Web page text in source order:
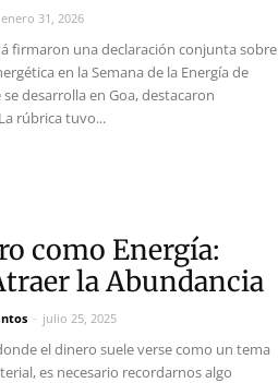
enero 31, 2026
firmaron una declaración conjunta sobre
en la Semana de la Energía de
desarrolla en Goa, destacaron
rúbrica tuvo...
como Energía:
la Abundancia
- julio 25, 2025
el dinero suele verse como un tema
es necesario recordarnos algo